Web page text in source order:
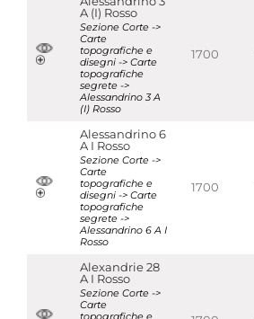
A (I) Rosso
Sezione Corte ->
Carte
topografiche e
disegni -> Carte
topografiche
segrete ->
Alessandrino 3 A
(I) Rosso
1700
Alessandrino 6
A I Rosso
Sezione Corte ->
Carte
topografiche e
disegni -> Carte
topografiche
segrete ->
Alessandrino 6 A I
Rosso
1700
Alexandrie 28
A I Rosso
Sezione Corte ->
Carte